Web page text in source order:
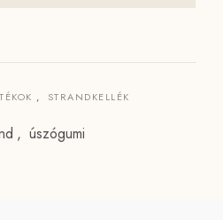
, STRANDKELLÉK
, úszógumi